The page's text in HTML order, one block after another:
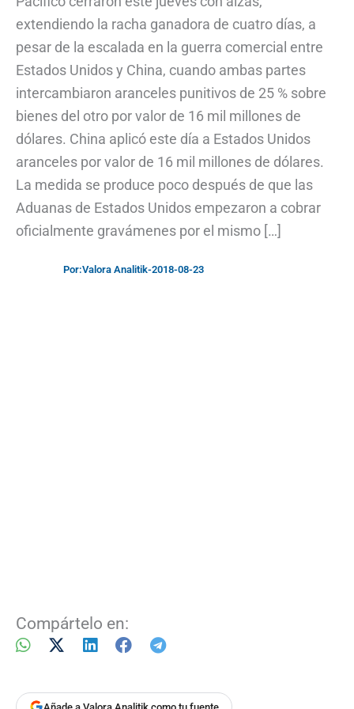
extendiendo la racha ganadora de cuatro días, a
pesar de la escalada en la guerra comercial entre
Estados Unidos y China, cuando ambas partes
intercambiaron aranceles punitivos de 25 % sobre
bienes del otro por valor de 16 mil millones de
dólares. China aplicó este día a Estados Unidos
aranceles por valor de 16 mil millones de dólares.
La medida se produce poco después de que las
Aduanas de Estados Unidos empezaron a cobrar
oficialmente gravámenes por el mismo […]
Por:Valora Analitik-2018-08-23
Compártelo en: